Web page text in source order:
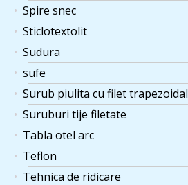
Spire snec
Sticlotextolit
Sudura
sufe
Surub piulita cu filet trapezoidal
Suruburi tije filetate
Tabla otel arc
Teflon
Tehnica de ridicare